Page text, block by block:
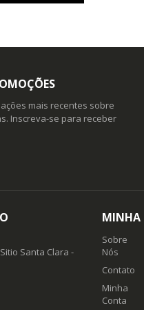
mais recentes sobre
Inscreva-se para receber
Santa Clara -
MINHA
Sobre
Nós
Contato
Minha
Conta